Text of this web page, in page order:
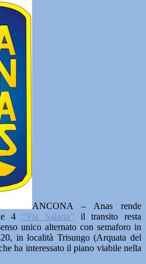
ANCONA – Anas rende
4 “Via Salaria” il transito resta
unico alternato con semaforo in
in località Trisungo (Arquata del
ha interessato il piano viabile nella